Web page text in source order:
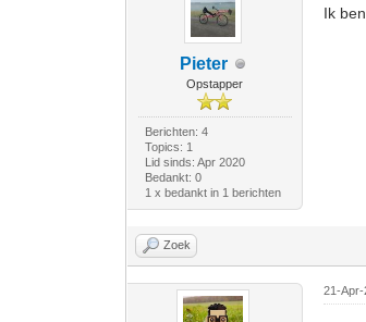
Pieter
Opstapper
Berichten: 4
Topics: 1
Lid sinds: Apr 2020
Bedankt: 0
1 x bedankt in 1 berichten
Ik
Zoek
21-Apr-